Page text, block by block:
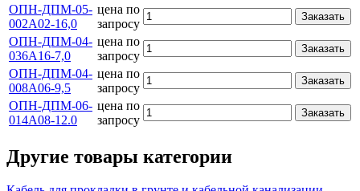
ОПН-ДПМ-05-
002А02-16,0
цена по
запросу
Заказать
ОПН-ДПМ-04-
036А16-7,0
цена по
запросу
Заказать
ОПН-ДПМ-04-
008А06-9,5
цена по
запросу
Заказать
ОПН-ДПМ-06-
014А08-12.0
цена по
запросу
Заказать
Другие товары категории